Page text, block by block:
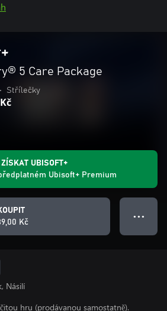
5 Care Package
• Střílečky
ZÍSKAT UBISOFT+
Ubisoft+ Premium
Kč
● ● ●
Násilí
hru (prodávanou samostatně).